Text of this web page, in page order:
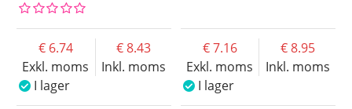
Exkl. moms
6.74
Inkl. moms
8.43
I lager
Exkl. moms
7.16
Inkl. moms
8.95
I lager